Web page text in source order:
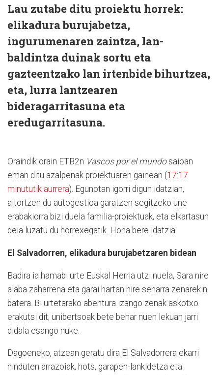
Lau zutabe ditu proiektu horrek:
elikadura burujabetza,
ingurumenaren zaintza, lan-
baldintza duinak sortu eta
gazteentzako lan irtenbide bihurtzea,
eta, lurra lantzearen
bideragarritasuna eta
eredugarritasuna.
Oraindik orain ETB2n Vascos por el mundosaioan
eman ditu azalpenak proiektuaren gainean (17:17
minututik aurrera). Egunotan igorri digun idatzian,
aitortzen du autogestioa garatzen segitzeko une
erabakiorra bizi duela familia-proiektuak, eta elkartasun
deia luzatu du horrexegatik. Hona bere idatzia:
El Salvadorren, elikadura burujabetzaren bidean
Badira ia hamabi urte Euskal Herria utzi nuela, Sara nire
alaba zaharrena eta garai hartan nire senarra zenarekin
batera. Bi urtetarako abentura izango zenak askotxo
erakutsi dit; unibertsoak bete behar nuen lekuan jarri
didala esango nuke.
Dagoeneko, atzean geratu dira El Salvadorrera ekarri
ninduten arrazoiak, hots, garapen-lankidetza eta